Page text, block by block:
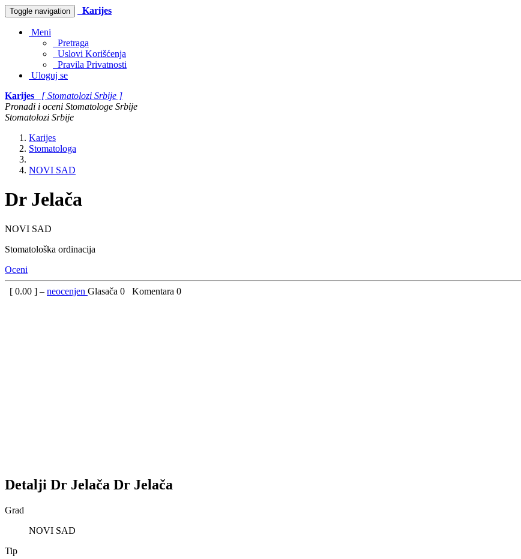
Toggle navigation Karijes
Meni
Pretraga
Uslovi Korišćenja
Pravila Privatnosti
Uloguj se
Karijes
[ Stomatolozi Srbije ]
Pronađi i oceni Stomatologe Srbije
Stomatolozi Srbije
Karijes
Stomatologa
NOVI SAD
Dr Jelača
NOVI SAD
Stomatološka ordinacija
Oceni
[ 0.00 ] – neocenjen Glasača 0 Komentara 0
Detalji Dr Jelača Dr Jelača
Grad
NOVI SAD
Tip